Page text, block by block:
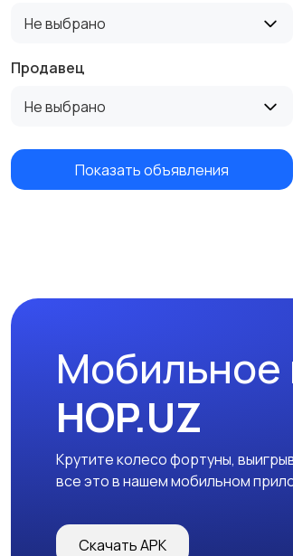
Не выбрано
Продавец
Не выбрано
Показать объявления
Мобильное
HOP.UZ
Крутите колесо фортуны,
все это в нашем мобильном
Скачать APK